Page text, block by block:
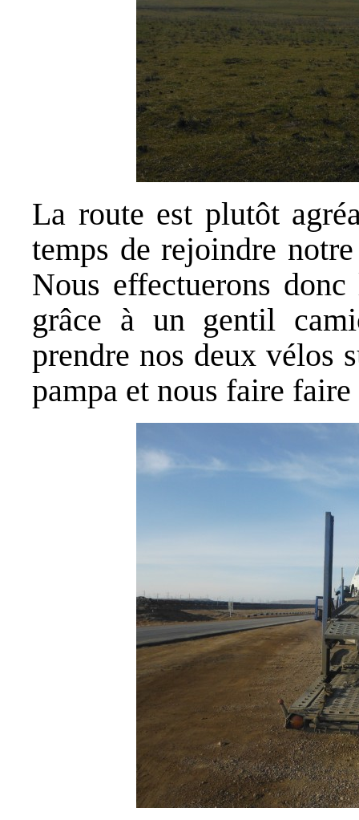
La route est plutôt
temps de rejoindre
Nous effectuerons
grâce à un gentil
prendre nos deux vélos
pampa et nous faire